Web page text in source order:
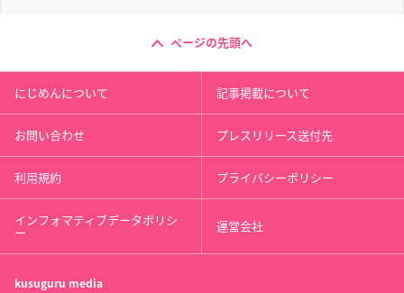
ページの先頭へ
にじめんについて 記事掲載について
お問い合わせ プレスリリース送付先
利用規約 プライバシーポリシー
インフォマティブデータポリシ
ー 運営会社
kusuguru media